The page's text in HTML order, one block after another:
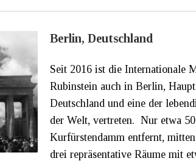
Berlin, Deutschland
Seit 2016 ist die Internationale
Rubinstein auch in Berlin,
Deutschland und eine der
der Welt, vertreten. Nur etwa
Kurfürstendamm entfernt,
drei repräsentative Räume mit